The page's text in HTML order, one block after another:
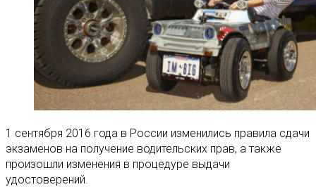
1 сентября 2016 года в России изменились правила сдачи
экзаменов на получение водительских прав, а также
произошли изменения в процедуре выдачи
удостоверений.